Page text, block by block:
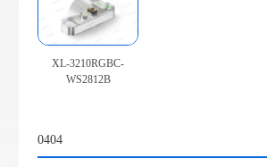
XL-3210RGBC-
WS2812B
0404